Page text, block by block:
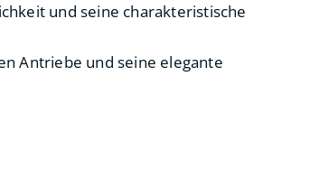
und seine charakteristische
Antriebe und seine elegante